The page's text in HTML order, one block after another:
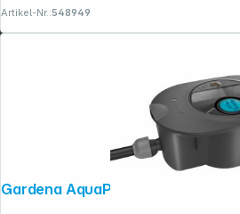
Artikel-Nr.:548949
Rechtliches